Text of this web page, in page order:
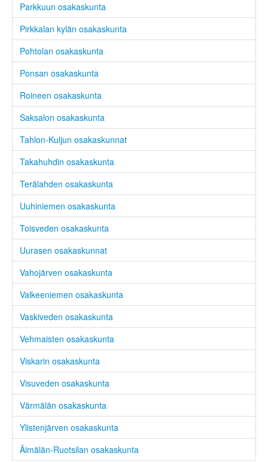
Parkkuun osakaskunta
Pirkkalan kylän osakaskunta
Pohtolan osakaskunta
Ponsan osakaskunta
Roineen osakaskunta
Saksalon osakaskunta
Tahlon-Kuljun osakaskunnat
Takahuhdin osakaskunta
Terälahden osakaskunta
Uuhiniemen osakaskunta
Toisveden osakaskunta
Uurasen osakaskunnat
Vahojärven osakaskunta
Valkeeniemen osakaskunta
Vaskiveden osakaskunta
Vehmaisten osakaskunta
Viskarin osakaskunta
Visuveden osakaskunta
Värmälän osakaskunta
Ylistenjärven osakaskunta
Äimälän-Ruotsilan osakaskunta